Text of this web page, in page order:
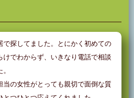
で探してました。とにかく初めての
けでわからず、いきなり電話で相談
当の女性がとっても親切で面倒な質